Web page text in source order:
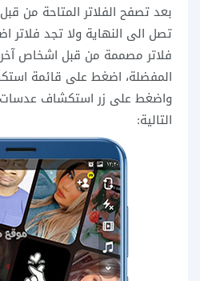
بعد تصفح الفلاتر المتاحة من
تصل الى النهاية ولا تجد فلاتر
فلاتر مصممة من قبل اشخاص
المفضلة، اضغط على قائمة
واضغط على زر استكشاف عدسات
التالية: